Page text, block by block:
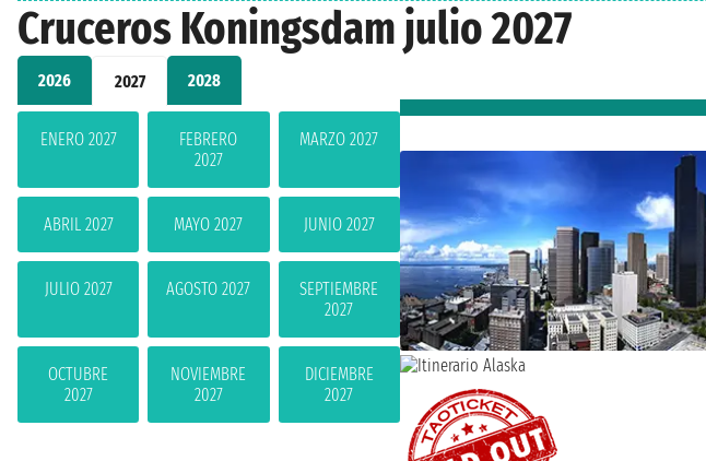
Cruceros Koningsdam julio 2027
2026 2027 2028
ENERO 2027
FEBRERO
2027
MARZO 2027
ABRIL 2027 MAYO 2027 JUNIO 2027
JULIO 2027 AGOSTO 2027
SEPTIEMBRE
2027
OCTUBRE
2027
NOVIEMBRE
2027
DICIEMBRE
2027